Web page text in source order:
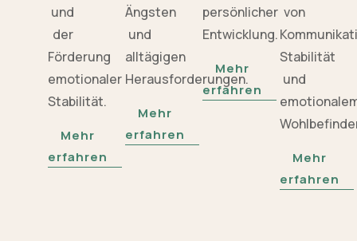
und
der
Förderung
emotionaler
Stabilität.
Mehr
erfahren
Ängsten
und
alltägigen
Herausforderungen.
Mehr
erfahren
persönlicher
Entwicklung.
Mehr
erfahren
von
Stabilität
und
Mehr
erfahren